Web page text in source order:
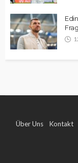
Über Uns Kontakt